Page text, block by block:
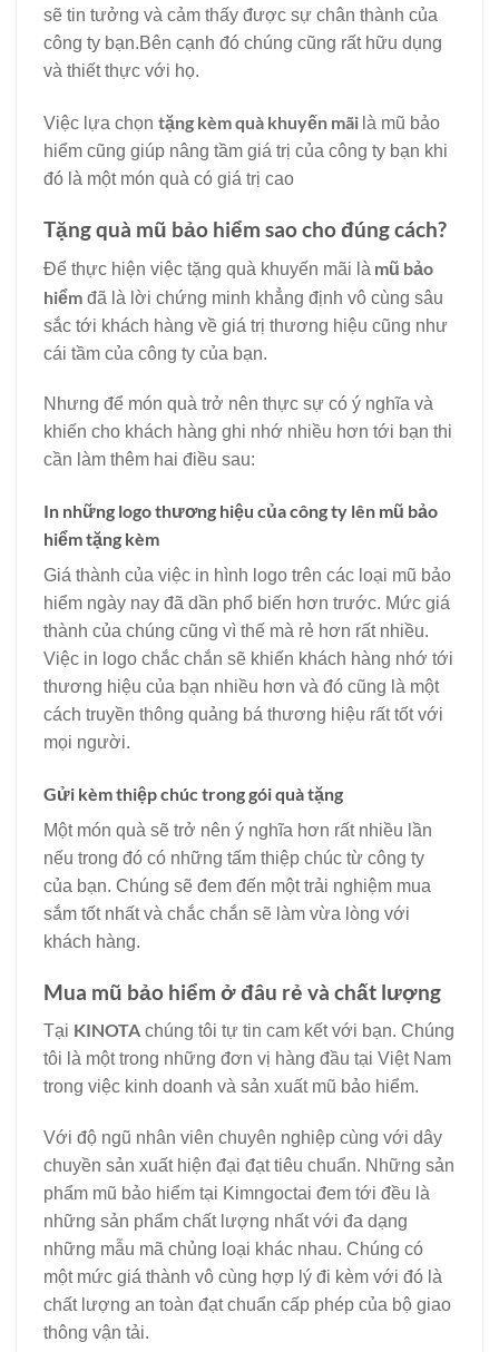
sẽ tin tưởng và cảm thấy được sự chân thành của
công ty bạn.Bên cạnh đó chúng cũng rất hữu dụng
và thiết thực với họ.
Việc lựa chọn tặng kèm quà khuyến mãi là mũ bảo
hiểm cũng giúp nâng tầm giá trị của công ty bạn khi
đó là một món quà có giá trị cao
Tặng quà mũ bảo hiểm sao cho đúng cách?
Để thực hiện việc tặng quà khuyến mãi là mũ bảo
hiểm đã là lời chứng minh khẳng định vô cùng sâu
sắc tới khách hàng về giá trị thương hiệu cũng như
cái tầm của công ty của bạn.
Nhưng để món quà trở nên thực sự có ý nghĩa và
khiến cho khách hàng ghi nhớ nhiều hơn tới bạn thi
cần làm thêm hai điều sau:
In những logo thương hiệu của công ty lên mũ bảo
hiểm tặng kèm
Giá thành của việc in hình logo trên các loại mũ bảo
hiểm ngày nay đã dần phổ biến hơn trước. Mức giá
thành của chúng cũng vì thế mà rẻ hơn rất nhiều.
Việc in logo chắc chắn sẽ khiến khách hàng nhớ tới
thương hiệu của bạn nhiều hơn và đó cũng là một
cách truyền thông quảng bá thương hiệu rất tốt với
mọi người.
Gửi kèm thiệp chúc trong gói quà tặng
Một món quà sẽ trở nên ý nghĩa hơn rất nhiều lần
nếu trong đó có những tấm thiệp chúc từ công ty
của bạn. Chúng sẽ đem đến một trải nghiệm mua
sắm tốt nhất và chắc chắn sẽ làm vừa lòng với
khách hàng.
Mua mũ bảo hiểm ở đâu rẻ và chất lượng
Tại KINOTA chúng tôi tự tin cam kết với bạn. Chúng
tôi là một trong những đơn vị hàng đầu tại Việt Nam
trong việc kinh doanh và sản xuất mũ bảo hiểm.
Với độ ngũ nhân viên chuyên nghiệp cùng với dây
chuyền sản xuất hiện đại đạt tiêu chuẩn. Những sản
phẩm mũ bảo hiểm tại Kimngoctai đem tới đều là
những sản phẩm chất lượng nhất với đa dạng
những mẫu mã chủng loại khác nhau. Chúng có
một mức giá thành vô cùng hợp lý đi kèm với đó là
chất lượng an toàn đạt chuẩn cấp phép của bộ giao
thông vận tải.